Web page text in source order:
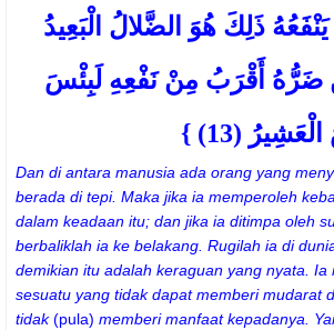
ذَلِكَ هُوَ الضَّلالُ الْبَعِيدُ
ضَرُّهُ أَقْرَبُ مِنْ نَفْعِهِ لَبِئْسَ
(13) }
Dan di antara manusia ada orang yang
berada di tepi. Maka jika ia memperoleh
dalam keadaan itu; dan jika ia ditimpa oleh
berbaliklah ia ke belakang. Rugilah ia di
demikian itu adalah keraguan yang nyata. Ia
sesuatu yang tidak dapat memberi mudarat
tidak(pula) memberi manfaat kepadanya.